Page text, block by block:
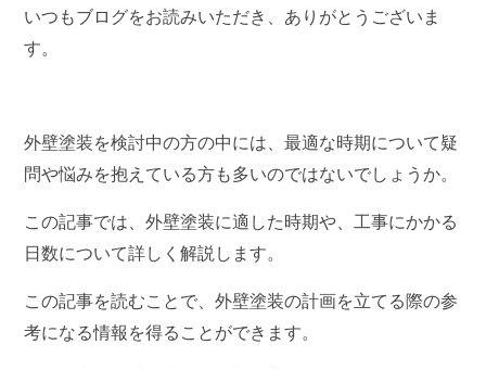
いつもブログをお読みいただき、ありがとうございま
す。
外壁塗装を検討中の方の中には、最適な時期について疑
問や悩みを抱えている方も多いのではないでしょうか。
この記事では、外壁塗装に適した時期や、工事にかかる
日数について詳しく解説します。
この記事を読むことで、外壁塗装の計画を立てる際の参
考になる情報を得ることができます。